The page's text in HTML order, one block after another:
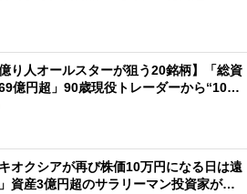
億り人オールスターが狙う20銘柄】「総資
億円超」90歳現役トレーダーから“10…
キオクシアが再び株価10万円になる日は遠
資産3億円超のサラリーマン投資家が…